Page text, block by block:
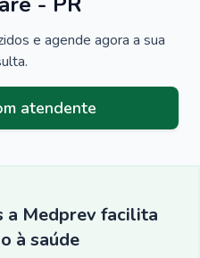
e agende agora a sua
atendente
a Medprev facilita
à saúde